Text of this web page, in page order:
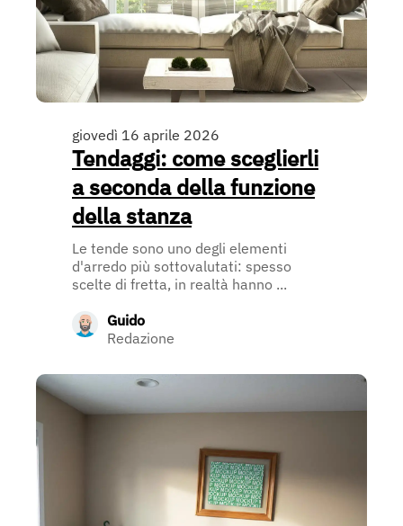
giovedì 16 aprile 2026
Tendaggi: come sceglierli
a seconda della funzione
della stanza
Le tende sono uno degli elementi
d'arredo più sottovalutati: spesso
scelte di fretta, in realtà hanno ...
Guido
Redazione